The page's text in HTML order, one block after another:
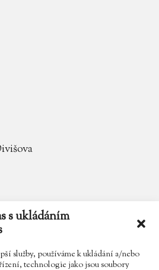
s ukládáním
služby, používáme k ukládání a/nebo
technologie jako jsou soubory